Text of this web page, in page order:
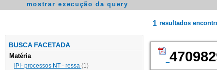
mostrar execução da query
BUSCA FACETADA
Matéria
IPI- processos NT - ressa (1)
1 resultados